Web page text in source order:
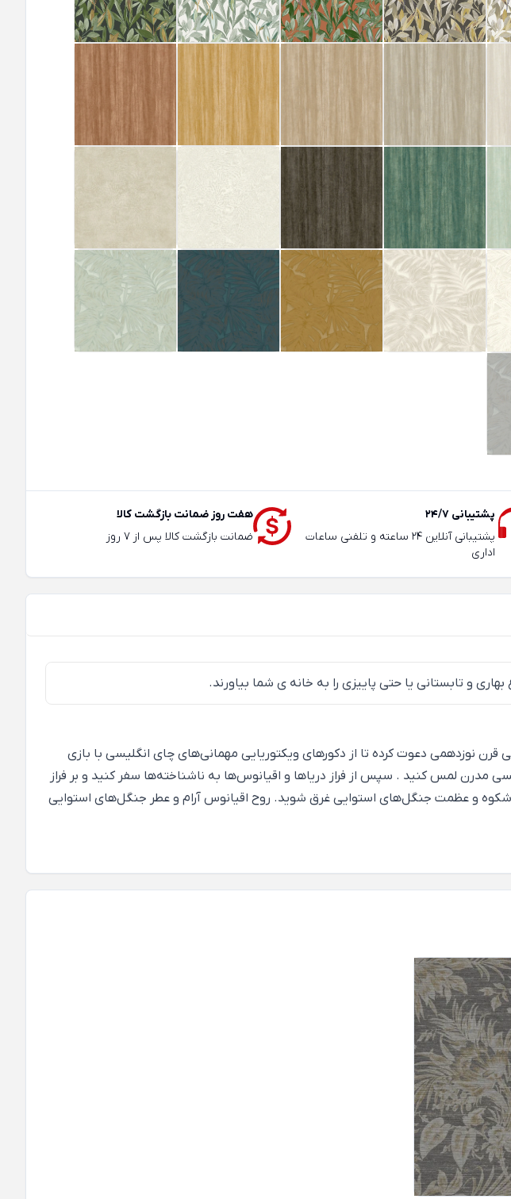
پشتیبانی 24/7
پشتیبانی آنلاین 24 ساعته و تلفنی ساعات
اداری
هفت روز ضمانت بازگشت کالا
ضمانت بازگشت کالا پس از 7 روز
و تابستانی یا حتی پاییزی را به خانه ی شما بیاورند.
نوزدهمی دعوت کرده تا از دکورهای ویکتوریایی مهمانی‌های چای انگلیسی با بازی
مدرن لمس کنید . سپس از فراز دریاها و اقیانوس‌ها به ناشناخته‌ها سفر کنید و بر فراز
و عظمت جنگل‌های استوایی غرق شوید. روح اقیانوس آرام و عطر جنگل‌های استوایی